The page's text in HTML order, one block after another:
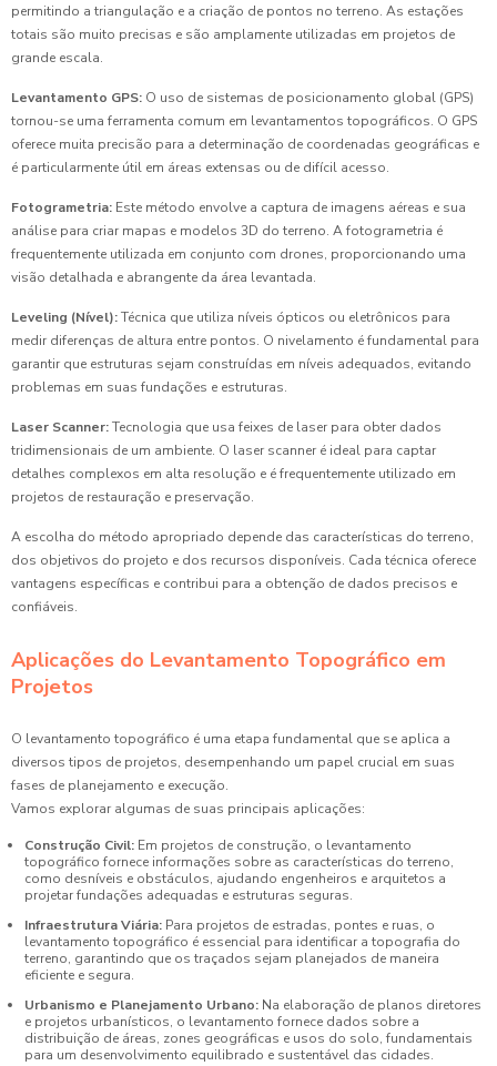
permitindo a triangulação e a criação de pontos no terreno. As estações
totais são muito precisas e são amplamente utilizadas em projetos de
grande escala.
Levantamento GPS: O uso de sistemas de posicionamento global (GPS)
tornou-se uma ferramenta comum em levantamentos topográficos. O GPS
oferece muita precisão para a determinação de coordenadas geográficas e
é particularmente útil em áreas extensas ou de difícil acesso.
Fotogrametria: Este método envolve a captura de imagens aéreas e sua
análise para criar mapas e modelos 3D do terreno. A fotogrametria é
frequentemente utilizada em conjunto com drones, proporcionando uma
visão detalhada e abrangente da área levantada.
Leveling (Nível):Técnica que utiliza níveis ópticos ou eletrônicos para
medir diferenças de altura entre pontos. O nivelamento é fundamental para
garantir que estruturas sejam construídas em níveis adequados, evitando
problemas em suas fundações e estruturas.
Laser Scanner:Tecnologia que usa feixes de laser para obter dados
tridimensionais de um ambiente. O laser scanner é ideal para captar
detalhes complexos em alta resolução e é frequentemente utilizado em
projetos de restauração e preservação.
A escolha do método apropriado depende das características do terreno,
dos objetivos do projeto e dos recursos disponíveis. Cada técnica oferece
vantagens específicas e contribui para a obtenção de dados precisos e
confiáveis.
Aplicações do Levantamento Topográfico em
Projetos
O levantamento topográfico é uma etapa fundamental que se aplica a
diversos tipos de projetos, desempenhando um papel crucial em suas
fases de planejamento e execução.
Vamos explorar algumas de suas principais aplicações:
Construção Civil: Em projetos de construção, o levantamento
topográfico fornece informações sobre as características do terreno,
como desníveis e obstáculos, ajudando engenheiros e arquitetos a
projetar fundações adequadas e estruturas seguras.
Infraestrutura Viária: Para projetos de estradas, pontes e ruas, o
levantamento topográfico é essencial para identificar a topografia do
terreno, garantindo que os traçados sejam planejados de maneira
eficiente e segura.
Urbanismo e Planejamento Urbano: Na elaboração de planos diretores
e projetos urbanísticos, o levantamento fornece dados sobre a
distribuição de áreas, zones geográficas e usos do solo, fundamentais
para um desenvolvimento equilibrado e sustentável das cidades.